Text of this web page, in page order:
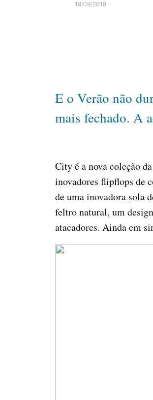
18/09/2018
E o Verão não
mais fechado. A
City é a nova coleção
inovadores flipflops de
de uma inovadora sola
feltro natural, um
atacadores. Ainda em